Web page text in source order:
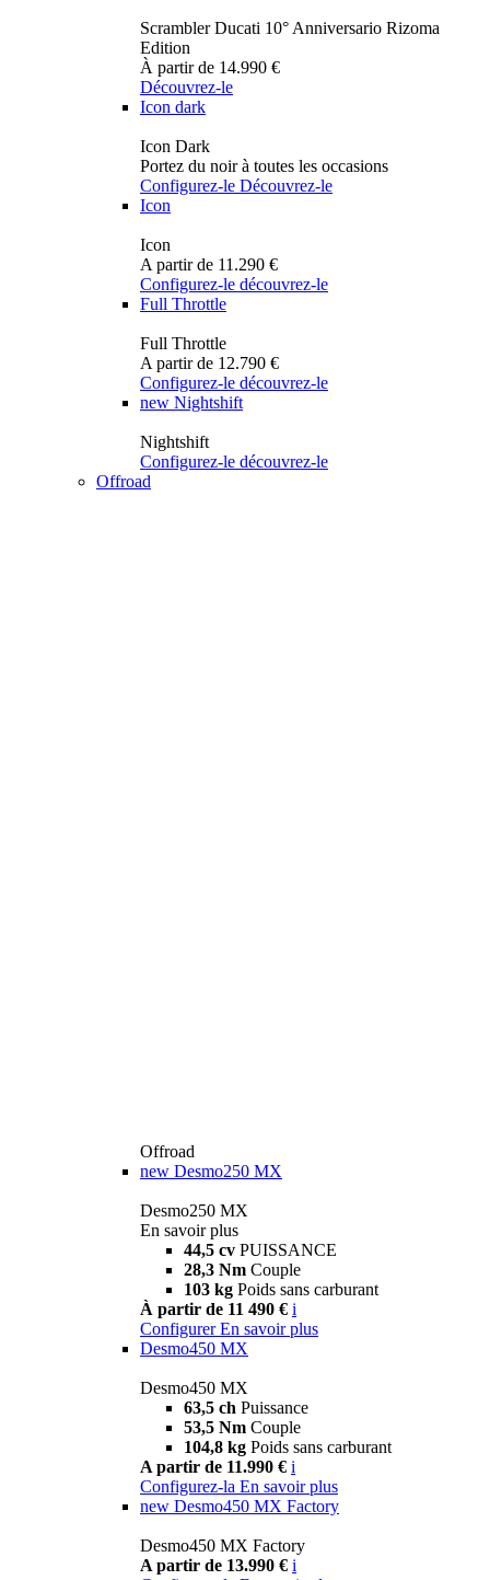
Scrambler Ducati 10° Anniversario Rizoma
Edition
À partir de 14.990 €
Découvrez-le
Icon dark
Icon Dark
Portez du noir à toutes les occasions
Configurez-le Découvrez-le
Icon
Icon
A partir de 11.290 €
Configurez-le découvrez-le
Full Throttle
Full Throttle
A partir de 12.790 €
Configurez-le découvrez-le
new Nightshift
Nightshift
Configurez-le découvrez-le
Offroad
Offroad
new Desmo250 MX
Desmo250 MX
En savoir plus
44,5 cv PUISSANCE
28,3 Nm Couple
103 kg Poids sans carburant
À partir de 11 490 € i
Configurer En savoir plus
Desmo450 MX
Desmo450 MX
63,5 ch Puissance
53,5 Nm Couple
104,8 kg Poids sans carburant
A partir de 11.990 € i
Configurez-la En savoir plus
new Desmo450 MX Factory
Desmo450 MX Factory
A partir de 13.990 € i